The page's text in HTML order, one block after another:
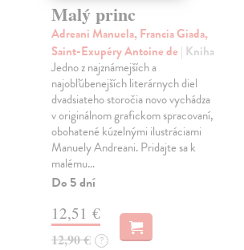
Malý princ
Adreani Manuela, Francia Giada,
Saint-Exupéry Antoine de | Kniha
Jedno z najznámejších a
najobľúbenejších literárnych diel
dvadsiateho storočia novo vychádza
v originálnom grafickom spracovaní,
obohatené kúzelnými ilustráciami
Manuely Andreani. Pridajte sa k
malému…
Do 5 dní
12,51 €
12,90 € ?